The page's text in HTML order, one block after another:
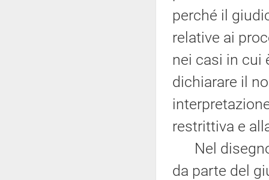
perché il
relative ai
nei casi in cui
dichiarare il
restrittiva e
Nel disegno
da parte del